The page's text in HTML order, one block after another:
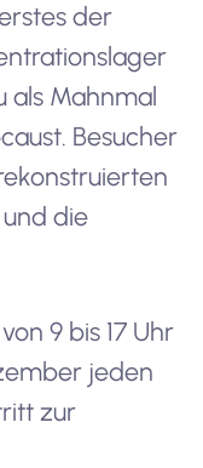
der
als Mahnmal
Besucher
die
9 bis 17 Uhr
jeden
zur